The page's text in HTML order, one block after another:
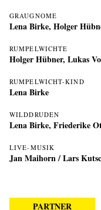
GRAUGNOME
Lena Birke, Holger
RUMPELWICHTE
Holger Hübner, Lukas
RUMPELWICHT-KIND
Lena Birke
WILDDRUDEN
Lena Birke, Friederike
LIVE-MUSIK
Jan Maihorn/Lars
PARTNER